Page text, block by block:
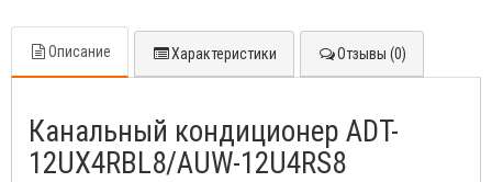
Описание Характеристики Отзывы (0)
Канальный кондиционер ADT-
12UX4RBL8/AUW-12U4RS8